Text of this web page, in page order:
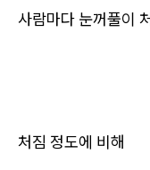
사람마다 눈꺼풀이
처짐 정도에 비해